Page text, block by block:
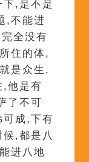
,是不是
,不能进
全没有
住的体,
是众生,
,他是有
了不可
可成,下有
,都是八
进八地